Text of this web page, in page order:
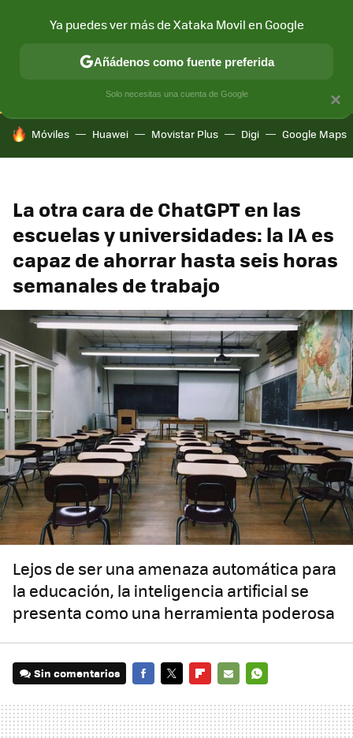
CONECTIVIDAD MÓVIL Y SOCIEDAD APLICACIONES
HOY SE HABLA DE
Móviles Huawei Movistar Plus Digi Google Maps
La otra cara de ChatGPT en las
escuelas y universidades: la IA es
capaz de ahorrar hasta seis horas
semanales de trabajo
Lejos de ser una amenaza automática para
la educación, la inteligencia artificial se
presenta como una herramienta poderosa
Sin comentarios
MAIL
×
Ya puedes ver más de Xataka Movil en Google
Añádenos como fuente preferida
Solo necesitas una cuenta de Google